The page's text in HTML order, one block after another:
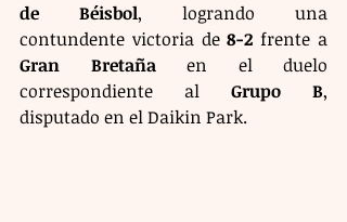
de Béisbol, logrando una
contundente victoria de 8-2
Gran Bretaña en el duelo
correspondiente al Grupo B,
disputado en el Daikin Park.